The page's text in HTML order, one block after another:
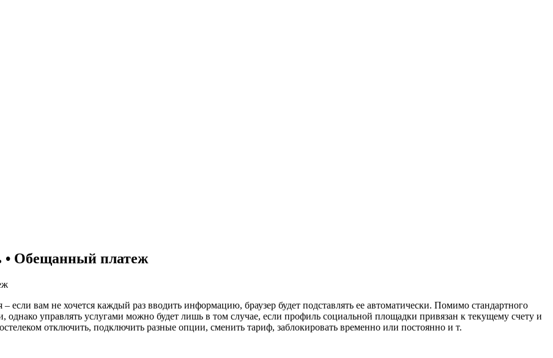
• Обещанный платеж
если вам не хочется каждый раз вводить информацию, браузер будет подставлять ее автоматически. Помимо стандартного
однако управлять услугами можно будет лишь в том случае, если профиль социальной площадки привязан к текущему счету и
отключить, подключить разные опции, сменить тариф, заблокировать временно или постоянно и т.